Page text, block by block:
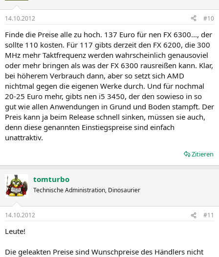
14.10.2012 #10
Finde die Preise alle zu hoch. 137 Euro für nen FX 6300..., der
sollte 110 kosten. Für 117 gibts derzeit den FX 6200, die 300
MHz mehr Taktfrequenz werden wahrscheinlich genausoviel
oder mehr bringen als was der FX 6300 rausreißen kann. Klar,
bei höherem Verbrauch dann, aber so setzt sich AMD
nichtmal gegen die eigenen Werke durch. Und für nochmal
20-25 Euro mehr, gibts nen i5 3450, der den sowieso in so
gut wie allen Anwendungen in Grund und Boden stampft. Der
Preis kann ja beim Release schnell sinken, müssen sie auch,
denn diese genannten Einstiegspreise sind einfach
unattraktiv.
Zitieren
tomturbo
Technische Administration, Dinosaurier
14.10.2012 #11
Leute!
Die geleakten Preise sind Wunschpreise des Händlers nicht